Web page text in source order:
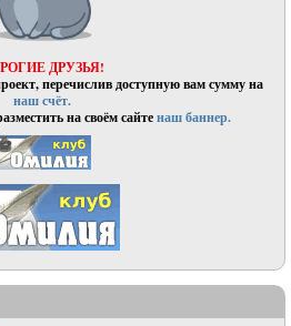
ДРУЗЬЯ!
перечислив доступную вам сумму на
наш счёт.
на своём сайтенаш баннер.